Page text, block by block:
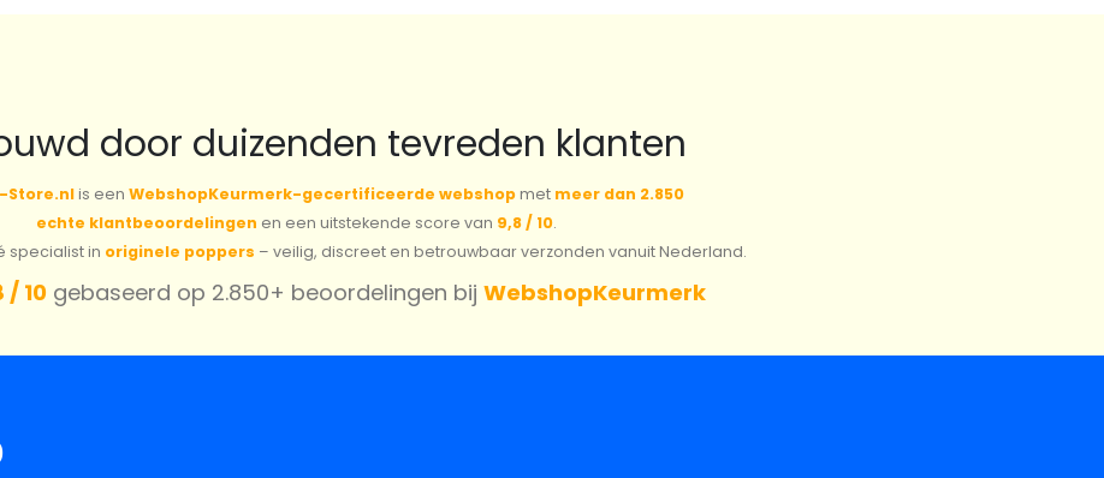
door duizenden tevreden klanten
Store.nlis een WebshopKeurmerk-gecertificeerde webshopmet meer dan 2.850
echte klantbeoordelingen en een uitstekende score van 9,8 / 10.
specialist in originele poppers – veilig, discreet en betrouwbaar verzonden vanuit Nederland.
/ 10gebaseerd op 2.850+ beoordelingen bij WebshopKeurmerk